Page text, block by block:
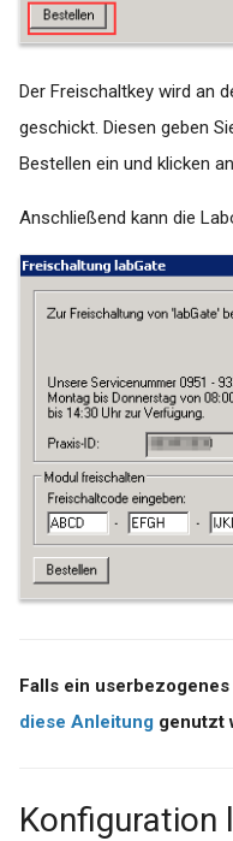
Tests nicht mehr
falsche
Datumsübergabe/letzte
Periode
Turbomed - Reaktivieren
Labor-Import
vergeben
x.Isynet / x.comfort /
x.concept - Laborportal
Lizenz nicht gültig bei
Aktivierung
Zeitliche
Pushnachrichten
Der Freischaltkey wird an
geschickt. Diesen geben
Bestellen ein und klicken
Anschließend kann die
Falls ein
diese Anleitung genutzt
Konfiguration